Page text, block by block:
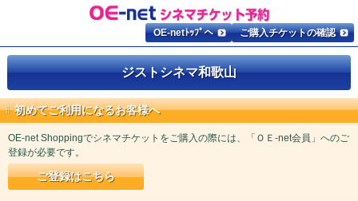
ご購入チケットの確認
OE-netﾄｯﾌﾟへ
ジストシネマ和歌山
初めてご利用になるお客様へ
OE-net Shoppingでシネマチケットをご購入の際には、「ＯＥ-net会員」へのご
登録が必要です。
ご登録はこちら